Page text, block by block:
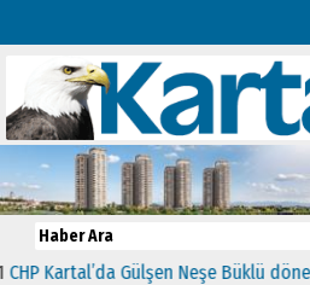
Kartal’da Gülşen Neşe Büklü dönemi